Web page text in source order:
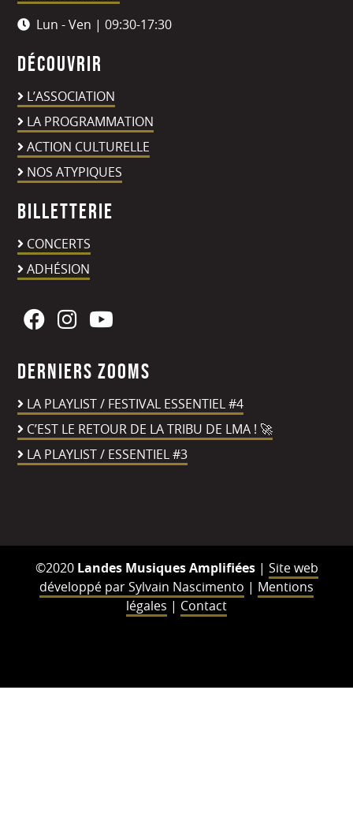
Lun - Ven | 09:30-17:30
Découvrir
L’ASSOCIATION
LA PROGRAMMATION
ACTION CULTURELLE
NOS ATYPIQUES
Billetterie
CONCERTS
ADHÉSION
Derniers zooms
LA PLAYLIST / FESTIVAL ESSENTIEL #4
C’EST LE RETOUR DE LA TRIBU DE LMA ! 🚀
LA PLAYLIST / ESSENTIEL #3
©2020 Landes Musiques Amplifiées| Site web
développé par Sylvain Nascimento | Mentions
légales | Contact